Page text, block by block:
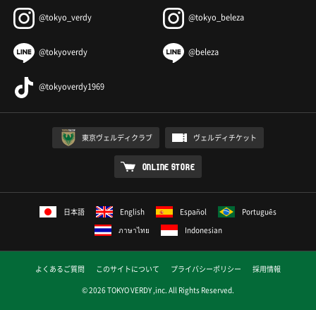
@tokyo_verdy @tokyo_beleza
@tokyoverdy @beleza
@tokyoverdy1969
東京ヴェルディクラブ ヴェルディチケット
ONLINE STORE
日本語 English Español
Português
ภาษาไทย
Indonesian
よくあるご質問 このサイトについて プライバシーポリシー
採用情報
© 2026 TOKYO VERDY ,inc. All Rights Reserved.